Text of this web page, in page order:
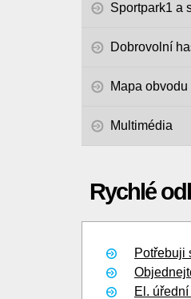
Sportpark1 a
Dobrovolní
Mapa obvodu
Multimédia
Rychlé
Potřebuji
El.